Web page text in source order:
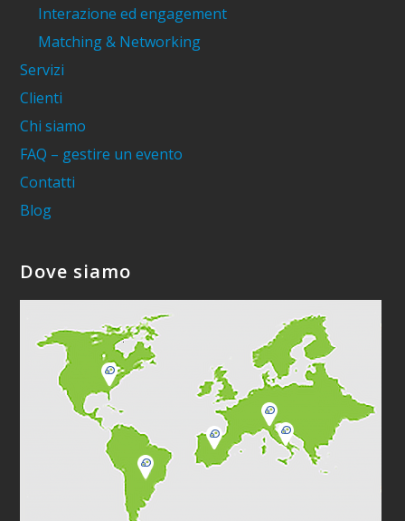
Interazione ed engagement
Matching & Networking
Servizi
Clienti
Chi siamo
FAQ – gestire un evento
Contatti
Blog
Dove siamo